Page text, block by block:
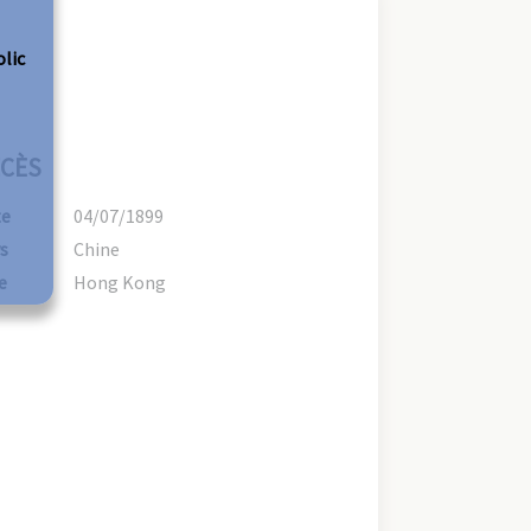
04/07/1899
Chine
Hong Kong